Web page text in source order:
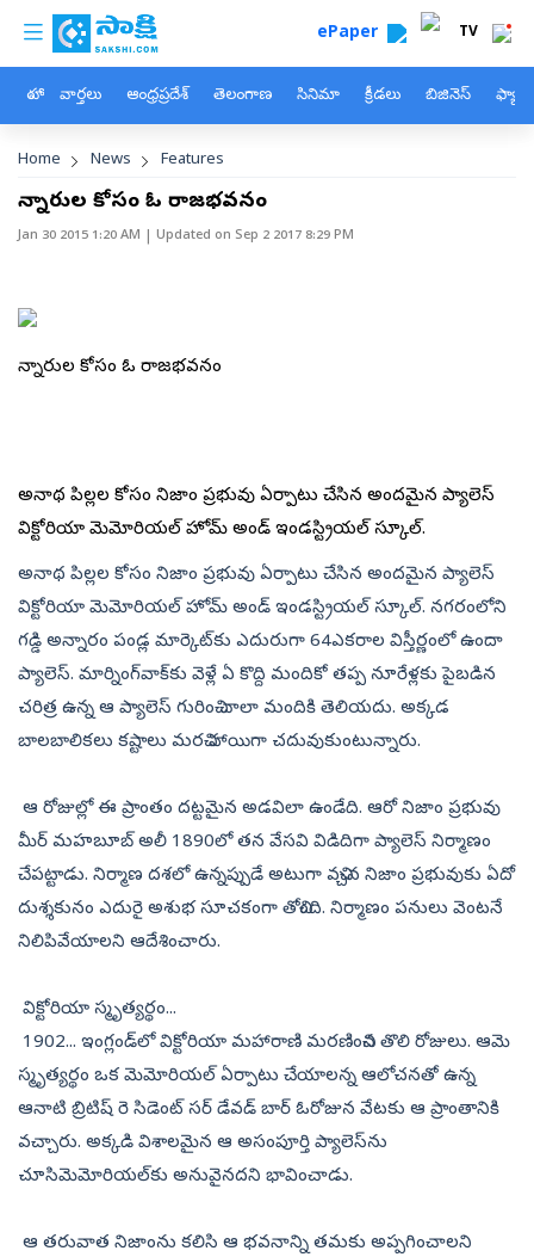
Skip to main content
custom menu ePaper TV
హోం వార్తలు ఆంధ్రప్రదేశ్ తెలంగాణ సినిమా క్రీడలు బిజినెస్
Breadcrumb
Home News Features
చిన్నారుల కోసం ఓ రాజభవనం
Jan 30 2015 1:20 AM | Updated on Sep 2 2017 8:29 PM
చిన్నారుల కోసం ఓ రాజభవనం
అనాథ పిల్లల కోసం నిజాం ప్రభువు ఏర్పాటు చేసిన అందమైన ప్యాలెస్
విక్టోరియా మెమోరియల్ హోమ్ అండ్ ఇండస్ట్రియల్ స్కూల్.
అనాథ పిల్లల కోసం నిజాం ప్రభువు ఏర్పాటు చేసిన అందమైన ప్యాలెస్
విక్టోరియా మెమోరియల్ హోమ్ అండ్ ఇండస్ట్రియల్ స్కూల్. నగరంలోని
గడ్డి అన్నారం పండ్ల మార్కెట్‌కు ఎదురుగా 64ఎకరాల విస్తీర్ణంలో ఉందా
ప్యాలెస్. మార్నింగ్‌వాక్‌కు వెళ్లే ఏ కొద్ది మందికో తప్ప నూరేళ్లకు పైబడిన
చరిత్ర ఉన్న ఆ ప్యాలెస్ గురించి చాలా మందికి తెలియదు. అక్కడ
బాలబాలికలు కష్టాలు మరచి హాయిగా చదువుకుంటున్నారు.
ఆ రోజుల్లో ఈ ప్రాంతం దట్టమైన అడవిలా ఉండేది. ఆరో నిజాం ప్రభువు
మీర్ మహబూబ్ అలీ 1890లో తన వేసవి విడిదిగా ప్యాలెస్ నిర్మాణం
చేపట్టాడు. నిర్మాణ దశలో ఉన్నప్పుడే అటుగా వచ్చిన నిజాం ప్రభువుకు ఏదో
దుశ్శకునం ఎదురై అశుభ సూచకంగా తోచింది. నిర్మాణం పనులు వెంటనే
నిలిపివేయాలని ఆదేశించారు.
విక్టోరియా స్మృత్యర్థం...
1902... ఇంగ్లండ్‌లో విక్టోరియా మహారాణి మరణించిన తొలి రోజులు. ఆమె
స్మృత్యర్థం ఒక మెమోరియల్ ఏర్పాటు చేయాలన్న ఆలోచనతో ఉన్న
ఆనాటి బ్రిటిష్ రె సిడెంట్ సర్ డేవడ్ బార్ ఓరోజున వేటకు ఆ ప్రాంతానికి
వచ్చారు. అక్కడి విశాలమైన ఆ అసంపూర్తి ప్యాలెస్‌ను
చూసిమెమోరియల్‌కు అనువైనదని భావించాడు.
ఆ తరువాత నిజాంను కలిసి ఆ భవనాన్ని తమకు అప్పగించాలని